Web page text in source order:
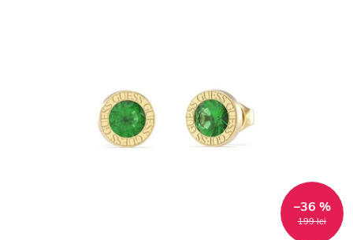
199 lei
–36 %